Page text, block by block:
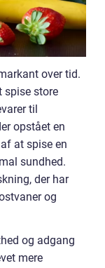
over tid.
spise store
til
opstået en
at spise en
sundhed.
der har
og
og adgang
mere